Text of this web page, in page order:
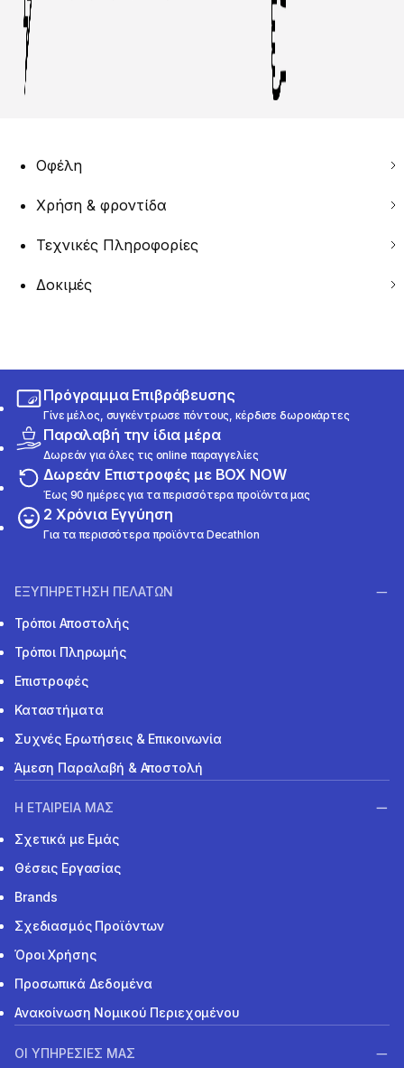
Οφέλη
Χρήση & φροντίδα
Τεχνικές Πληροφορίες
Δοκιμές
Πρόγραμμα Επιβράβευσης
Γίνε μέλος, συγκέντρωσε πόντους, κέρδισε δωροκάρτες
Παραλαβή την ίδια μέρα
Δωρεάν για όλες τις online παραγγελίες
Δωρεάν Επιστροφές με BOX NOW
Έως 90 ημέρες για τα περισσότερα προϊόντα μας
2 Χρόνια Εγγύηση
Για τα περισσότερα προϊόντα Decathlon
ΕΞΥΠΗΡΕΤΗΣΗ ΠΕΛΑΤΩΝ
Τρόποι Αποστολής
Τρόποι Πληρωμής
Επιστροφές
Καταστήματα
Συχνές Ερωτήσεις & Επικοινωνία
Άμεση Παραλαβή & Αποστολή
Η ΕΤΑΙΡΕΙΑ ΜΑΣ
Σχετικά με Εμάς
Θέσεις Εργασίας
Brands
Σχεδιασμός Προϊόντων
Όροι Χρήσης
Προσωπικά Δεδομένα
Ανακοίνωση Νομικού Περιεχομένου
ΟΙ ΥΠΗΡΕΣΙΕΣ ΜΑΣ